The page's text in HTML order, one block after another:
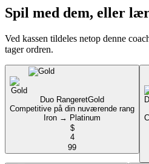
Spil med dem, eller
Ved kassen tildeles netop denne
tager ordren.
Duo RangeretGold
Competitive på din nuværende rang
Iron → Platinum
$
4
99